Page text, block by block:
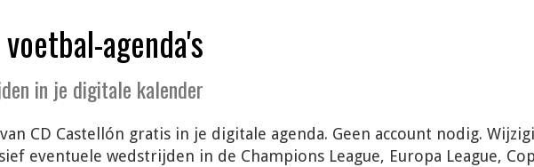
agenda's
in je digitale kalender
CD Castellón gratis in je digitale agenda. Geen account nodig.
eventuele wedstrijden in de Champions League, Europa League,